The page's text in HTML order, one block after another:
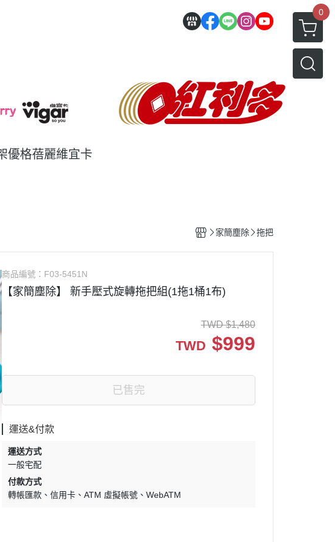
0
優格蓓麗維宜卡
家簡塵除 拖把
商品編號： F03-5451N
【家簡塵除】 新手壓式旋轉拖把組(1拖1桶1布)
TWD $1,480
TWD $999
已售完
運送&付款
運送方式
一般宅配
付款方式
轉帳匯款
信用卡 ATM 虛擬帳號 WebATM